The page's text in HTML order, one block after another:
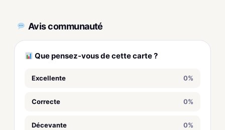
Avis communauté
Que pensez-vous de cette carte ?
Excellente 0%
Correcte 0%
Décevante 0%